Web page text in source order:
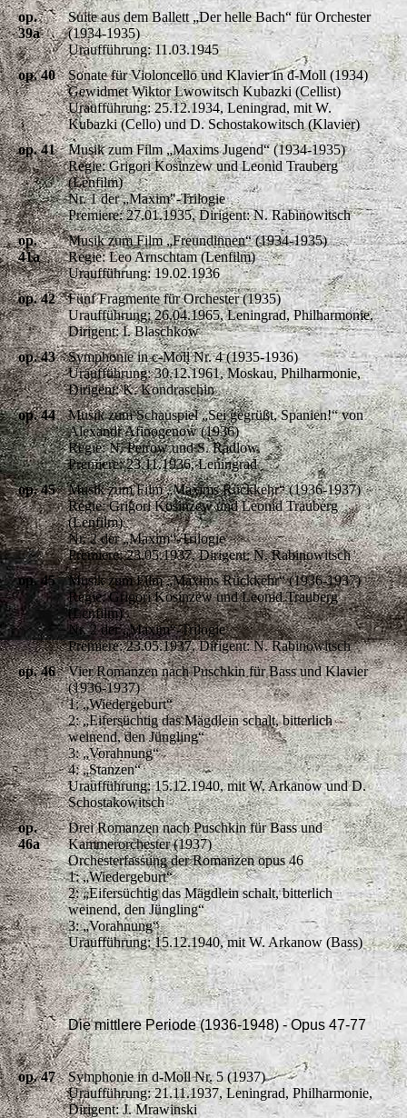
op.
39a
Suite aus dem Ballett „Der helle Bach“ für Orchester
(1934-1935)
Uraufführung: 11.03.1945
op. 40
Sonate für Violoncello und Klavier in d-Moll (1934)
Gewidmet Wiktor Lwowitsch Kubazki (Cellist)
Uraufführung: 25.12.1934, Leningrad, mit W.
Kubazki (Cello) und D. Schostakowitsch (Klavier)
op. 41
Musik zum Film „Maxims Jugend“ (1934-1935)
Regie: Grigori Kosinzew und Leonid Trauberg
(Lenfilm)
Nr. 1 der „Maxim"-Trilogie
Premiere: 27.01.1935, Dirigent: N. Rabinowitsch
op.
41a
Musik zum Film „Freundinnen“ (1934-1935)
Regie: Leo Arnschtam (Lenfilm)
Uraufführung: 19.02.1936
op. 42
Fünf Fragmente für Orchester (1935)
Uraufführung: 26.04.1965, Leningrad, Philharmonie,
Dirigent: I. Blaschkow
op. 43
Symphonie in c-Moll Nr. 4 (1935-1936)
Uraufführung: 30.12.1961, Moskau, Philharmonie,
Dirigent: K. Kondraschin
op. 44
Musik zum Schauspiel „Sei gegrüßt, Spanien!“ von
Alexandr Afinogenow (1936)
Regie: N. Petrow und S. Radlow
Premiere: 23.11.1936, Leningrad
op. 45
Musik zum Film „Maxims Rückkehr“ (1936-1937)
Regie: Grigori Kosinzew und Leonid Trauberg
(Lenfilm)
Nr. 2 der „Maxim“-Trilogie
Premiere: 23.05.1937, Dirigent: N. Rabinowitsch
op. 45
Musik zum Film „Maxims Rückkehr“ (1936-1937)
Regie: Grigori Kosinzew und Leonid Trauberg
(Lenfilm)
Nr. 2 der „Maxim“-Trilogie
Premiere: 23.05.1937, Dirigent: N. Rabinowitsch
op. 46
Vier Romanzen nach Puschkin für Bass und Klavier
(1936-1937)
1: „Wiedergeburt“
2: „Eifersüchtig das Mägdlein schalt, bitterlich
weinend, den Jüngling“
3: „Vorahnung“
4: „Stanzen“
Uraufführung: 15.12.1940, mit W. Arkanow und D.
Schostakowitsch
op.
46a
Drei Romanzen nach Puschkin für Bass und
Kammerorchester (1937)
Orchesterfassung der Romanzen opus 46
1: „Wiedergeburt“
2: „Eifersüchtig das Mägdlein schalt, bitterlich
weinend, den Jüngling“
3: „Vorahnung“
Uraufführung: 15.12.1940, mit W. Arkanow (Bass)
Die mittlere Periode (1936-1948) - Opus 47-77
op. 47
Symphonie in d-Moll Nr. 5 (1937)
Uraufführung: 21.11.1937, Leningrad, Philharmonie,
Dirigent: J. Mrawinski